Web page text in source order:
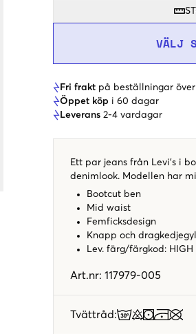
VÄLJ
Fri frakt på beställningar
Öppet köp i 60 dagar
Leverans 2-4 vardagar
Ett par jeans från Levi’s i
denimlook. Modellen har
Bootcut ben
Mid waist
Femficksdesign
Knapp och
Lev. färg/färgkod : HIGH
Art.nr: 117979-005
Tvättråd: